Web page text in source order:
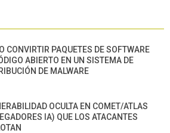
CONVIRTIR PAQUETES DE SOFTWARE
ABIERTO EN UN SISTEMA DE
DE MALWARE
OCULTA EN COMET/ATLAS
IA) QUE LOS ATACANTES